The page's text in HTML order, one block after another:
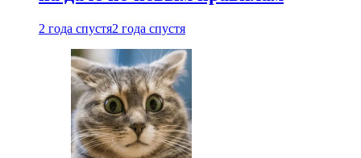
2 года спустя2 года спустя